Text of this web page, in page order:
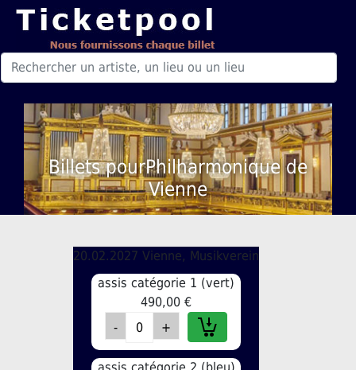
Billets pourPhilharmonique de
Vienne
20.02.2027 Vienne, Musikverein
assis catégorie 1 (vert)
490,00 €
assis catégorie 2 (bleu)